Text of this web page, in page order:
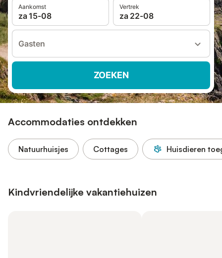
Aankomst
za 15-08
Vertrek
za 22-08
Gasten
ZOEKEN
Accommodaties ontdekken
Natuurhuisjes Cottages Huisdieren
Kindvriendelijke vakantiehuizen